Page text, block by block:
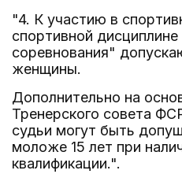
"4. К участию в
спортивной
соревнования"
женщины.
Дополнительно на
Тренерского совета
судьи могут быть
моложе 15 лет при
квалификации.".